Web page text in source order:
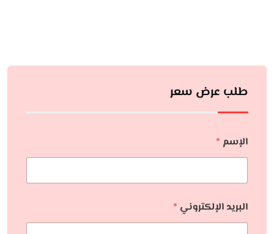
طلب عرض سعر
الإسم *
البريد الإلكتروني *